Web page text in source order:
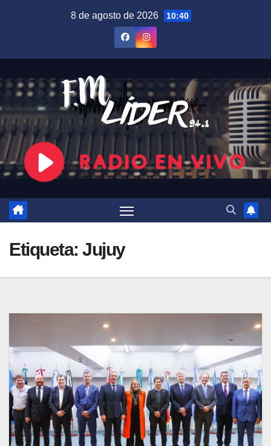
8 de agosto de 2026 10:40
Etiqueta: Jujuy